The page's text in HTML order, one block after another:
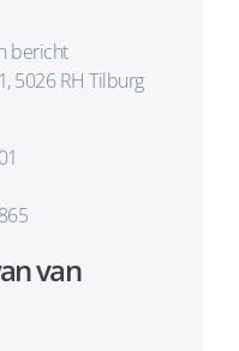
bericht
5026 RH Tilburg
van